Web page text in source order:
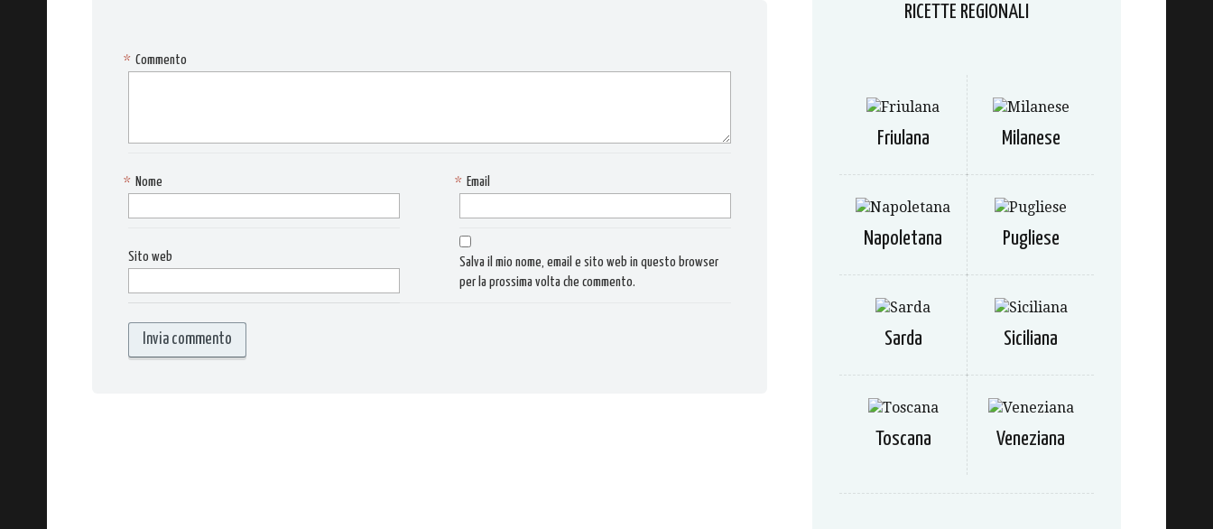
Commento
*
Nome
* Email
*
Sito web
Salva il mio nome, email e sito web in questo browser
per la prossima volta che commento.
RICETTE REGIONALI
Friulana Milanese
Napoletana Pugliese
Sarda Siciliana
Toscana Veneziana